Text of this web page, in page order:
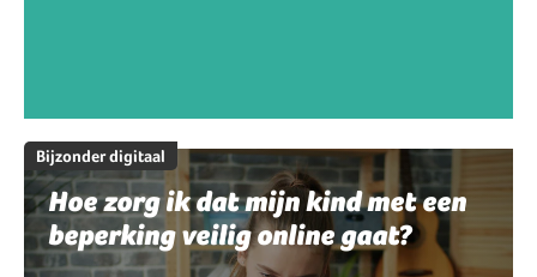
Bijzonder digitaal
Hoe zorg ik dat mijn kind met een
beperking veilig online gaat?